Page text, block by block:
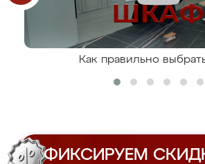
Как правильно
ФИКСИРУЕМ